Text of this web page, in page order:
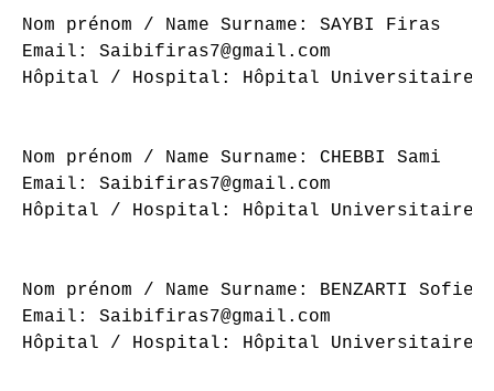
Nom prénom / Name Surname: SAYBI Firas
Email: Saibifiras7@gmail.com
Hôpital / Hospital: Hôpital Universitaire
Nom prénom / Name Surname: CHEBBI Sami
Email: Saibifiras7@gmail.com
Hôpital / Hospital: Hôpital Universitaire
Nom prénom / Name Surname: BENZARTI Sofien
Email: Saibifiras7@gmail.com
Hôpital / Hospital: Hôpital Universitaire